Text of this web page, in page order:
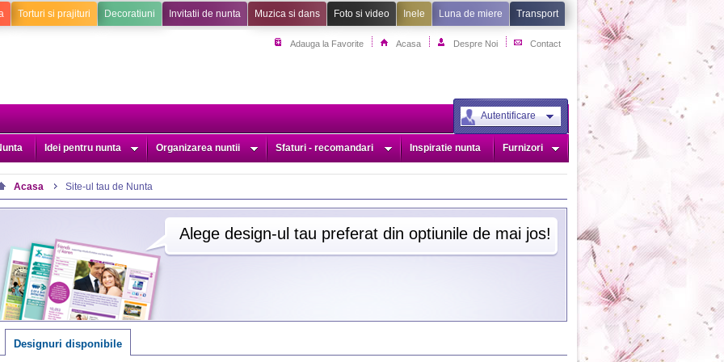
Torturi si prajituri Decoratiuni Invitatii de nunta Muzica si dans Foto si video Inele Luna de miere Transport
Adauga la Favorite Acasa Despre Noi Contact
Autentificare
Idei pentru nunta Organizarea nuntii Sfaturi - recomandari Inspiratie nunta Furnizori
Acasa Site-ul tau de Nunta
Alege design-ul tau preferat din optiunile de mai jos!
Designuri disponibile